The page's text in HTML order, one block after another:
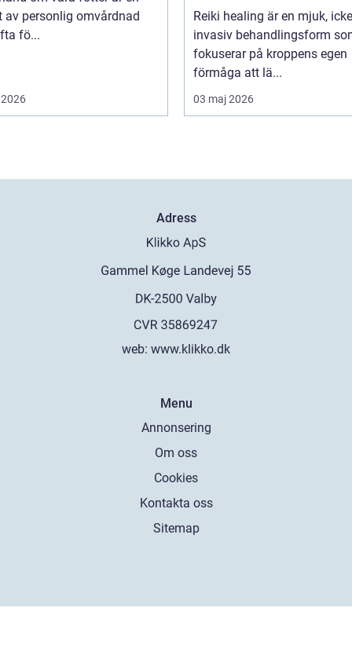
av personlig omvårdnad
fö...
Reiki healing är en mjuk,
invasiv behandlingsform
fokuserar på kroppens egen
förmåga att lä...
03 maj 2026
Adress
web: www.klikko.dk
Menu
Annonsering
Om oss
Cookies
Kontakta oss
Sitemap